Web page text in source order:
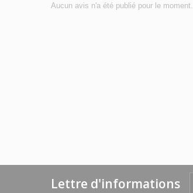
Aucun avis n'a été publié pour le moment.
Lettre d'informations